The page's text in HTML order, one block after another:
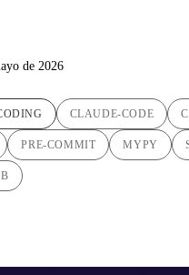
de 2026
CLAUDE-CODE
PRE-COMMIT MYPY